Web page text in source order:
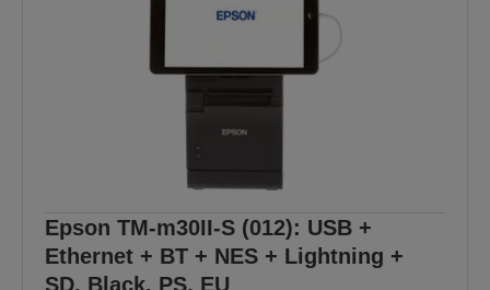
Epson TM-m30II-S (012): USB +
Ethernet + BT + NES + Lightning +
SD, Black, PS, EU